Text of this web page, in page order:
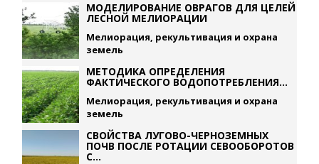
МОДЕЛИРОВАНИЕ ОВРАГОВ ДЛЯ ЦЕЛЕЙ
ЛЕСНОЙ МЕЛИОРАЦИИ
Мелиорация, рекультивация и охрана
земель
МЕТОДИКА ОПРЕДЕЛЕНИЯ
ФАКТИЧЕСКОГО ВОДОПОТРЕБЛЕНИЯ...
Мелиорация, рекультивация и охрана
земель
СВОЙСТВА ЛУГОВО-ЧЕРНОЗЕМНЫХ
ПОЧВ ПОСЛЕ РОТАЦИИ СЕВООБОРОТОВ
С...